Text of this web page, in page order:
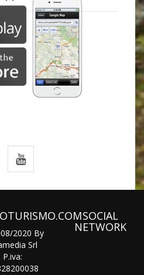
2020 By
Srl
P.iva:
SOCIAL
NETWORK